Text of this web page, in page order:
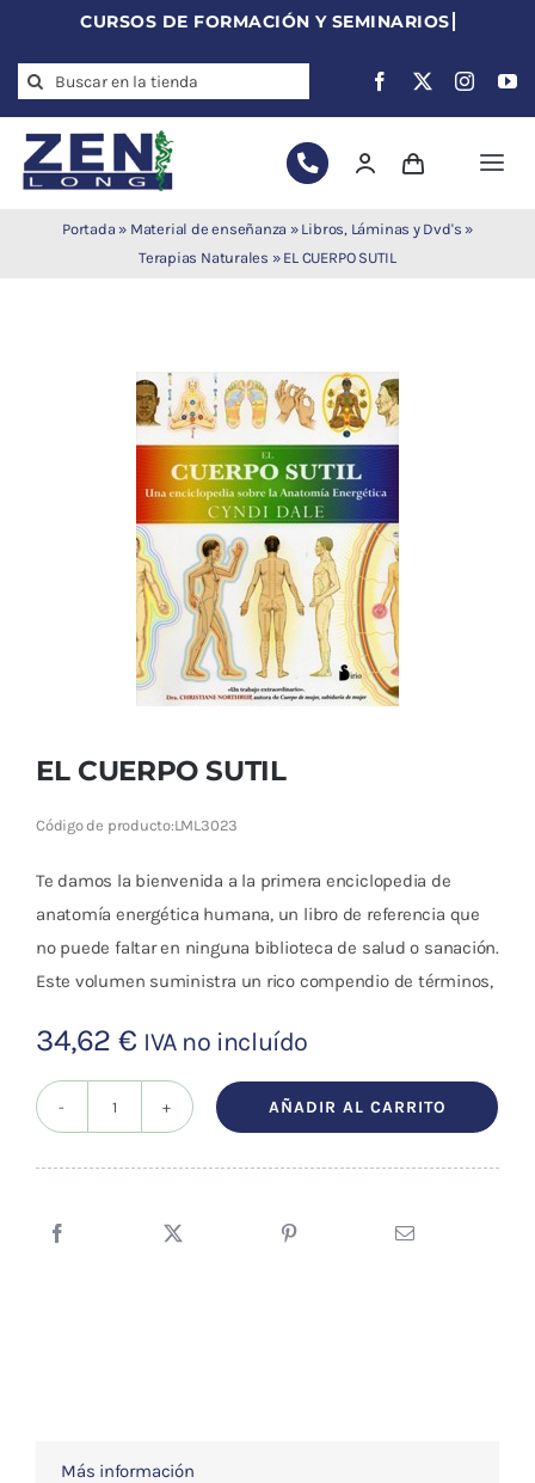
content
Search
for:
Auriculoterapia
Auriculomedicina
Electroacupuntura
Magnetoterapia
Terapias
clínico
Material de
enseñanza
Portada » Material de enseñanza » Libros, Láminas y Dvd's »
Terapias Naturales » EL CUERPO SUTIL
EL CUERPO SUTIL
Código de producto:LML3023
Te damos la bienvenida a la primera enciclopedia de
anatomía energética humana, un libro de referencia que
no puede faltar en ninguna biblioteca de salud o sanación.
Este volumen suministra un rico compendio de términos,
34,62 € IVA no incluído
cantidad
AÑADIR AL CARRITO
Más información